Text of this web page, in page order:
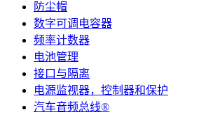
防尘帽
数字可调电容器
频率计数器
电池管理
接口与隔离
电源监视器，控制器和保护
汽车音频总线®